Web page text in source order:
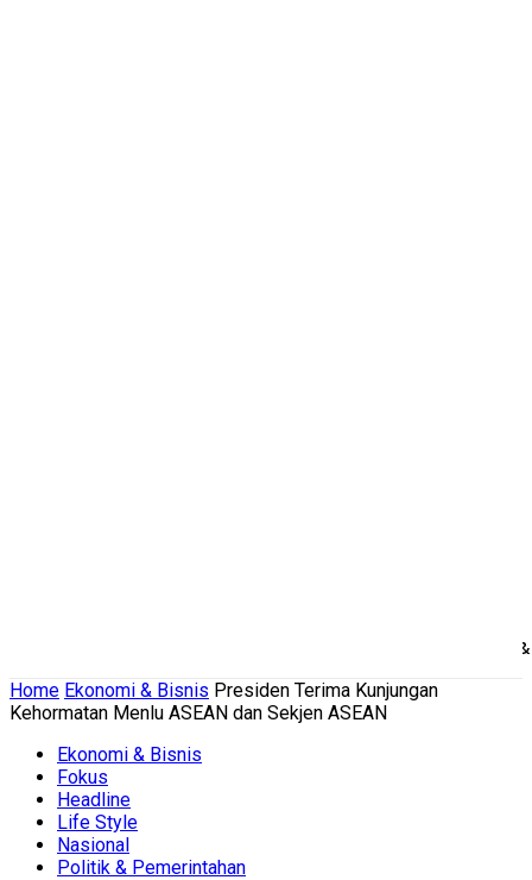
Politik
Home Ekonomi & Bisnis Presiden Terima Kunjungan
Kehormatan Menlu ASEAN dan Sekjen ASEAN
Ekonomi & Bisnis
Fokus
Headline
Life Style
Nasional
Politik & Pemerintahan